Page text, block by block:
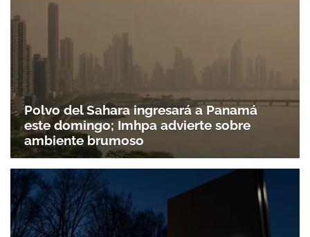
Polvo del Sahara ingresará a Panamá
este domingo; Imhpa advierte sobre
ambiente brumoso